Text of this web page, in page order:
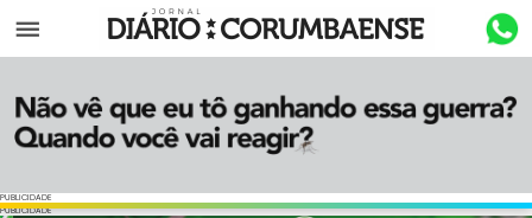
Menu
PUBLICIDADE
PUBLICIDADE